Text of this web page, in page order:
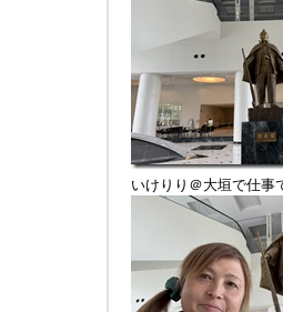
いけりり＠大垣で仕事